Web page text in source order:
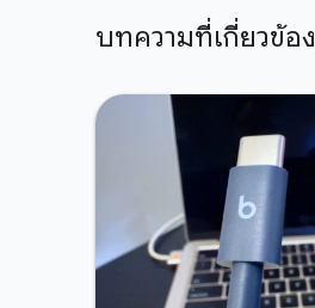
บทความที่เกี่ยวข้อง